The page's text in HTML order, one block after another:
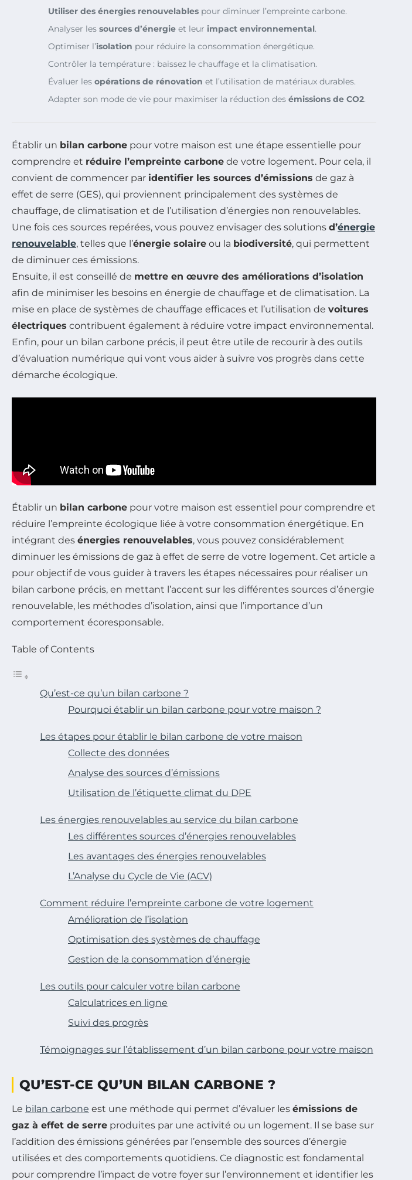
Utiliser des énergies renouvelables pour diminuer l’empreinte carbone.
Analyser les sources d’énergie et leur impact environnemental.
Optimiser l’isolation pour réduire la consommation énergétique.
Contrôler la température : baissez le chauffage et la climatisation.
Évaluer les opérations de rénovation et l’utilisation de matériaux durables.
Adapter son mode de vie pour maximiser la réduction des émissions de CO2.
Établir un bilan carbone pour votre maison est une étape essentielle pour
comprendre et réduire l’empreinte carbone de votre logement. Pour cela, il
convient de commencer par identifier les sources d’émissions de gaz à
effet de serre (GES), qui proviennent principalement des systèmes de
chauffage, de climatisation et de l’utilisation d’énergies non renouvelables.
Une fois ces sources repérées, vous pouvez envisager des solutions d’énergie
renouvelable, telles que l’énergie solaire ou la biodiversité, qui permettent
de diminuer ces émissions.
Ensuite, il est conseillé de mettre en œuvre des améliorations d’isolation
afin de minimiser les besoins en énergie de chauffage et de climatisation. La
mise en place de systèmes de chauffage efficaces et l’utilisation de voitures
électriques contribuent également à réduire votre impact environnemental.
Enfin, pour un bilan carbone précis, il peut être utile de recourir à des outils
d’évaluation numérique qui vont vous aider à suivre vos progrès dans cette
démarche écologique.
Établir un bilan carbone pour votre maison est essentiel pour comprendre et
réduire l’empreinte écologique liée à votre consommation énergétique. En
intégrant des énergies renouvelables, vous pouvez considérablement
diminuer les émissions de gaz à effet de serre de votre logement. Cet article a
pour objectif de vous guider à travers les étapes nécessaires pour réaliser un
bilan carbone précis, en mettant l’accent sur les différentes sources d’énergie
renouvelable, les méthodes d’isolation, ainsi que l’importance d’un
comportement écoresponsable.
Table of Contents
Qu’est-ce qu’un bilan carbone ?
Pourquoi établir un bilan carbone pour votre maison ?
Les étapes pour établir le bilan carbone de votre maison
Collecte des données
Analyse des sources d’émissions
Utilisation de l’étiquette climat du DPE
Les énergies renouvelables au service du bilan carbone
Les différentes sources d’énergies renouvelables
Les avantages des énergies renouvelables
L’Analyse du Cycle de Vie (ACV)
Comment réduire l’empreinte carbone de votre logement
Amélioration de l’isolation
Optimisation des systèmes de chauffage
Gestion de la consommation d’énergie
Les outils pour calculer votre bilan carbone
Calculatrices en ligne
Suivi des progrès
Témoignages sur l’établissement d’un bilan carbone pour votre maison
QU’EST-CE QU’UN BILAN CARBONE ?
Le bilan carbone est une méthode qui permet d’évaluer les émissions de
gaz à effet de serre produites par une activité ou un logement. Il se base sur
l’addition des émissions générées par l’ensemble des sources d’énergie
utilisées et des comportements quotidiens. Ce diagnostic est fondamental
pour comprendre l’impact de votre foyer sur l’environnement et identifier les